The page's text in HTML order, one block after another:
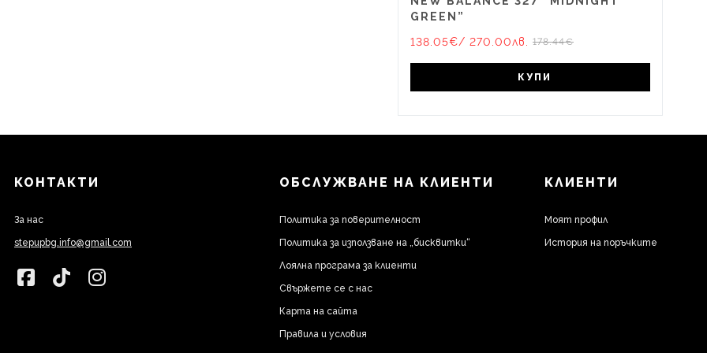
GREEN”
138.05€/ 270.00лв. 178.44€
КУПИ
КОНТАКТИ
За нас
stepupbg.info@gmail.com
ОБСЛУЖВАНЕ НА КЛИЕНТИ
Политика за поверителност
Политика за използване на „бисквитки“
Лоялна програма за клиенти
Свържете се с нас
Карта на сайта
Правила и условия
КЛИЕНТИ
Моят профил
История на поръчките